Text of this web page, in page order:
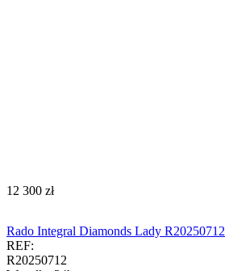
‍12 300‍ zł
Rado Integral Diamonds Lady R20250712
REF:
R20250712